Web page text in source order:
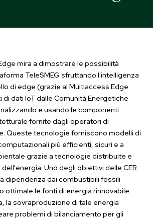
mira a dimostrare le possibilità
TeleSMEG sfruttando l'intelligenza
di edge (grazie al Multiaccess Edge
dati IoT dalle Comunità Energetiche
e usando le componenti
fornite dagli operatori di
Queste tecnologie forniscono modelli di
più efficienti, sicuri e a
grazie a tecnologie distribuite e
Uno degli obiettivi delle CER
dipendenza dai combustibili fossili
ottimale le fonti di energia rinnovabile
la sovraproduzione di tale energia
problemi di bilanciamento per gli